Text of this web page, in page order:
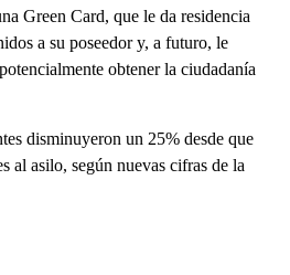
Green Card, que le da residencia
a su poseedor y, a futuro, le
obtener la ciudadanía
disminuyeron un 25% desde que
al asilo, según nuevas cifras de la